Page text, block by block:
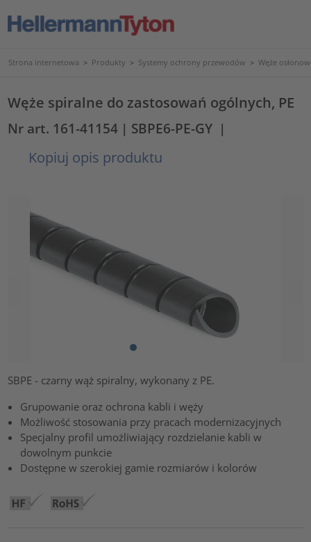
Strona internetowa > Produkty > Systemy ochrony przewodów > Węże
Węże spiralne do zastosowań ogólnych, PE
Nr art. 161-41154 | SBPE6-PE-GY |
Kopiuj opis produktu
SBPE - czarny wąż spiralny, wykonany z PE.
Grupowanie oraz ochrona kabli i węży
Możliwość stosowania przy pracach modernizacyjnych
Specjalny profil umożliwiający rozdzielanie kabli w
dowolnym punkcie
Dostępne w szerokiej gamie rozmiarów i kolorów